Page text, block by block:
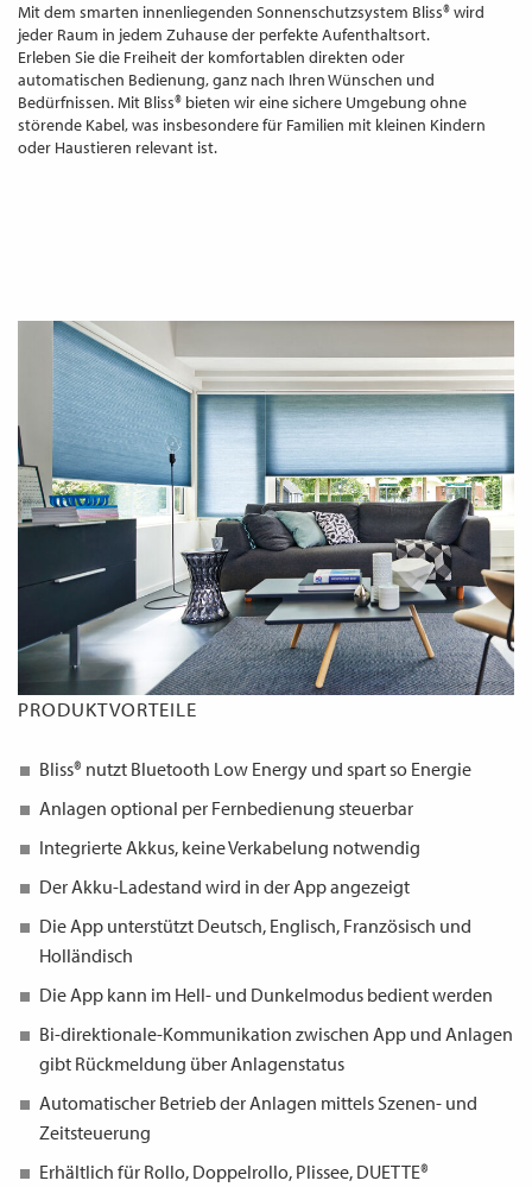
Mit dem smarten innenliegenden Sonnenschutzsystem Bliss® wird
jeder Raum in jedem Zuhause der perfekte Aufenthaltsort.
Erleben Sie die Freiheit der komfortablen direkten oder
automatischen Bedienung, ganz nach Ihren Wünschen und
Bedürfnissen. Mit Bliss® bieten wir eine sichere Umgebung ohne
störende Kabel, was insbesondere für Familien mit kleinen Kindern
oder Haustieren relevant ist.
PRODUKTVORTEILE
Bliss® nutzt Bluetooth Low Energy und spart so Energie
Anlagen optional per Fernbedienung steuerbar
Integrierte Akkus, keine Verkabelung notwendig
Der Akku-Ladestand wird in der App angezeigt
Die App unterstützt Deutsch, Englisch, Französisch und
Holländisch
Die App kann im Hell- und Dunkelmodus bedient werden
Bi-direktionale-Kommunikation zwischen App und Anlagen
gibt Rückmeldung über Anlagenstatus
Automatischer Betrieb der Anlagen mittels Szenen- und
Zeitsteuerung
Erhältlich für Rollo, Doppelrollo, Plissee, DUETTE®